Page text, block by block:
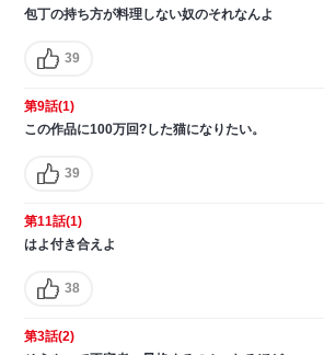
包丁の持ち方が料理しない奴のそれなんよ
39
第9話(1)
この作品に100万回?した猫になりたい。
39
第11話(1)
はよ付き合えよ
38
第3話(2)